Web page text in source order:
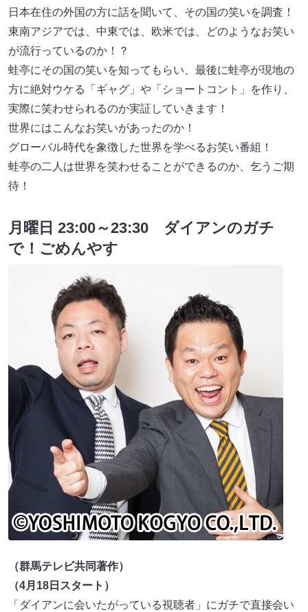
日本在住の外国の方に話を聞いて、その国の笑いを調査！
東南アジアでは、中東では、欧米では、どのようなお笑い
が流行っているのか！？
蛙亭にその国の笑いを知ってもらい、最後に蛙亭が現地の
方に絶対ウケる「ギャグ」や「ショートコント」を作り、
実際に笑わせられるのか実証していきます！
世界にはこんなお笑いがあったのか！
グローバル時代を象徴した世界を学べるお笑い番組！
蛙亭の二人は世界を笑わせることができるのか、乞うご期
待！
月曜日 23:00～23:30 ダイアンのガチ
で！ごめんやす
（群馬テレビ共同著作）
（4月18日スタート）
「ダイアンに会いたがっている視聴者」にガチで直接会い